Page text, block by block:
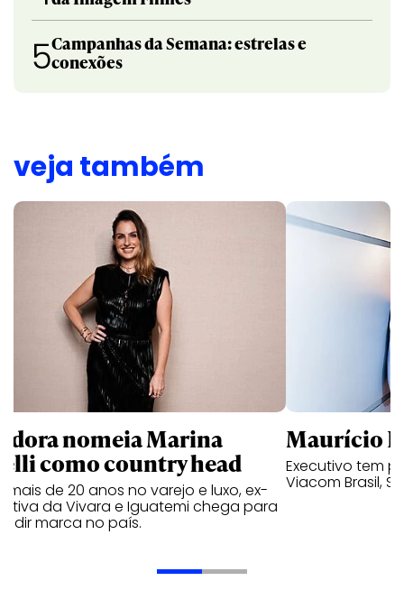
5Campanhas da Semana: estrelas e
conexões
veja também
nomeia Marina
como country head
mais de 20 anos no varejo e luxo, ex-
da Vivara e Iguatemi chega para
marca no país.
Maurício
Executivo tem
Viacom Brasil,